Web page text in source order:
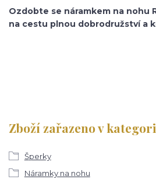
Ozdobte se náramkem na nohu
na cestu plnou dobrodružství a
Zboží zařazeno v
Šperky
Náramky na nohu